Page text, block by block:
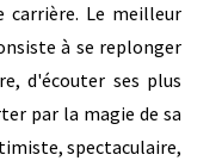
carrière. Le meilleur
à se replonger
d'écouter ses plus
par la magie de sa
spectaculaire,